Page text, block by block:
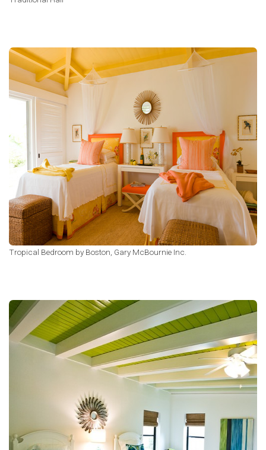
Tropical Bedroom by Boston, Gary McBournie Inc.